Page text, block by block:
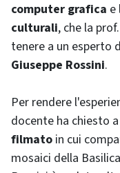
computer grafica e
culturali, che la prof.
tenere a un esperto
Giuseppe Rossini.
Per rendere
docente ha chiesto
filmato in cui
mosaici della